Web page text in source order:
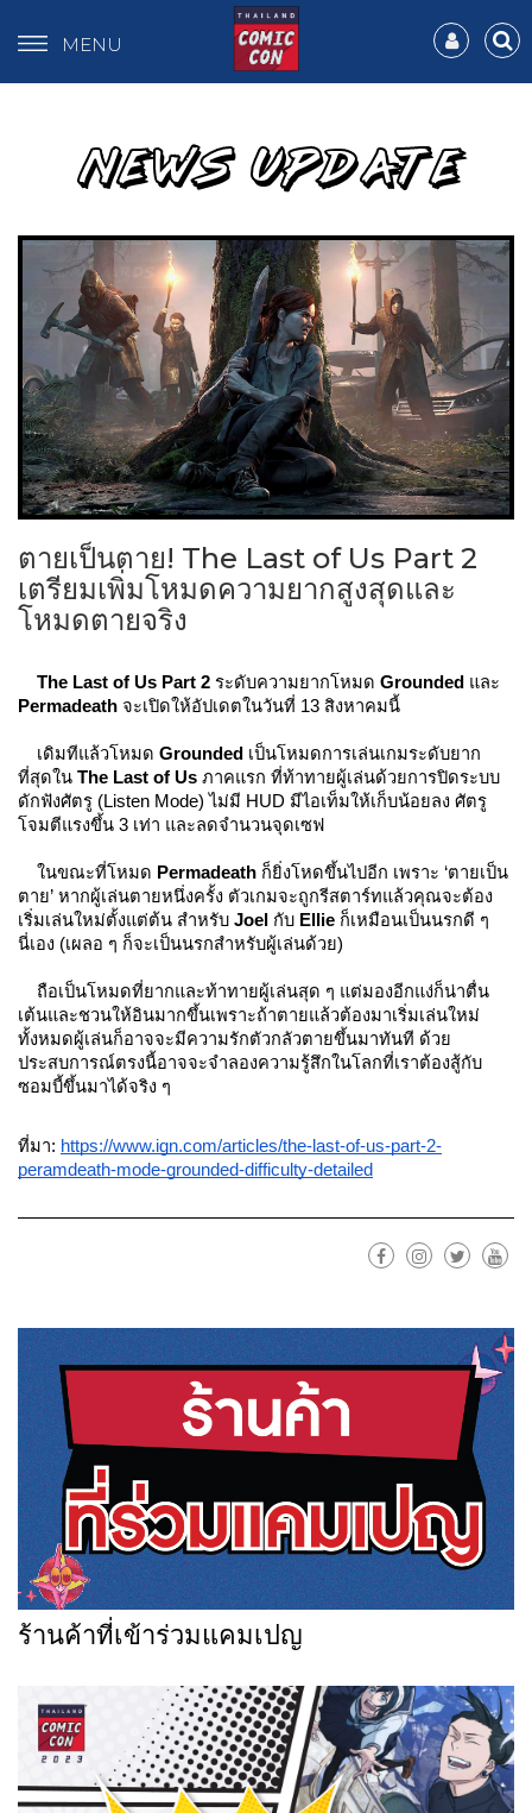
MENU
NEWS UPDATE
ตายเป็นตาย! The Last of Us Part 2
เตรียมเพิ่มโหมดความยากสูงสุดและ
โหมดตายจริง
The Last of Us Part 2 ระดับความยากโหมด Grounded
Permadeath จะเปิดให้อัปเดตในวันที่ 13 สิงหาคมนี้
เดิมทีแล้วโหมด Grounded เป็นโหมดการเล่นเกมระดับยาก
ที่สุดใน The Last of Us ภาคแรก ที่ท้าทายผู้เล่นด้วยการปิดระบบ
ดักฟังศัตรู (Listen Mode) ไม่มี HUD มีไอเท็มให้เก็บน้อยลง ศัตรู
โจมตีแรงขึ้น 3 เท่า และลดจำนวนจุดเซฟ
ในขณะที่โหมด Permadeath ก็ยิ่งโหดขึ้นไปอีก เพราะ ‘ตายเป็น
ตาย’ หากผู้เล่นตายหนึ่งครั้ง ตัวเกมจะถูกรีสตาร์ทแล้วคุณจะต้อง
เริ่มเล่นใหม่ตั้งแต่ต้น สำหรับ Joel กับ Ellie ก็เหมือนเป็นนรกดี ๆ
นี่เอง (เผลอ ๆ ก็จะเป็นนรกสำหรับผู้เล่นด้วย)
ถือเป็นโหมดที่ยากและท้าทายผู้เล่นสุด ๆ แต่มองอีกแง่ก็น่าตื่น
เต้นและชวนให้อินมากขึ้นเพราะถ้าตายแล้วต้องมาเริ่มเล่นใหม่
ทั้งหมดผู้เล่นก็อาจจะมีความรักตัวกลัวตายขึ้นมาทันที ด้วย
ประสบการณ์ตรงนี้อาจจะจำลองความรู้สึกในโลกที่เราต้องสู้กับ
ซอมบี้ขึ้นมาได้จริง ๆ
ที่มา: https://www.ign.com/articles/the-last-of-us-part-2-
peramdeath-mode-grounded-difficulty-detailed
ร้านค้าที่เข้าร่วมแคมเปญ